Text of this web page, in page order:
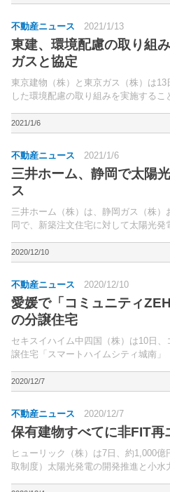
不動産ニュース 2021/1/13
東建、環境配慮の取り組
ガスと協定
東京建物（株）と東京ガス（株）は
した環境配慮の取り組みを実施する
た物流施設「T-LOGI（ティーロジ）久
2021/1/6
不動産ニュース 2021/1/6
三井ホーム、静岡で太陽
ス
三井ホーム（株）は、静岡ガス（株
同で、新築注文住宅に対して太陽光
岡県内で同社注文住宅を新築するのと
2020/12/10
不動産ニュース 2020/12/10
愛媛で「コミュニティ
の分譲住宅
セキスイハイム中四国（株）は10日
譲住宅「スマートハイムシティ城南」
2020/12/7
不動産ニュース 2020/12/7
保有建物すべてに非FIT再
ヒューリック（株）は7日、約1,000
取制度）太陽光発電の開発推進と小水